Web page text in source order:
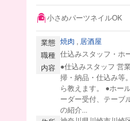
小さめパーツネイルOK
業態 焼肉 , 居酒屋
職種 仕込みスタッフ・ホ
内容
●仕込みスタッフ 営
掃・納品・仕込み等
ら教えます。 ●ホー
ーダー受付、テーブ
の紹介...